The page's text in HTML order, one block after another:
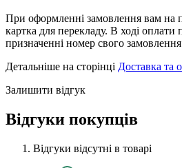
При оформленні замовлення вам на
картка для перекладу. В ході оплати
призначенні номер свого
Детальніше на сторінці Доставка та
Залишити відгук
Відгуки покупців
Відгуки відсутні в товарі